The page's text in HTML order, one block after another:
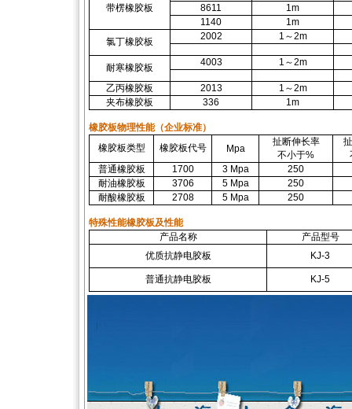
带楞橡胶板
8611
1m
1140
1m
氯丁橡胶板
2002 1～2m
耐寒橡胶板 4003 1～2m
乙丙橡胶板 2013
1～2m
夹布橡胶板
336 1m
橡胶板物理性能（企业标准）
橡胶板类型
橡胶板代号 Mpa
扯断伸长率
不小于%
普通橡胶板
1700 3 Mpa
250
耐油橡胶板
3706 5 Mpa
250
耐酸橡胶板
2708 5 Mpa 250
特殊性能橡胶板及性能
产品名称
产品型号
优质抗静电胶板
KJ-3
普通抗静电胶板 KJ-5